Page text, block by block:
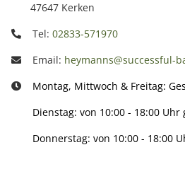
47647 Kerken
Tel: 02833-571970
Email: heymanns@successful-
Montag, Mittwoch & Freitag:
Dienstag: von 10:00 - 18:00 Uhr
Donnerstag: von 10:00 - 18:00